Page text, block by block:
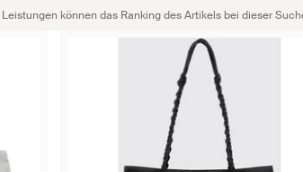
können das Ranking des Artikels bei dieser